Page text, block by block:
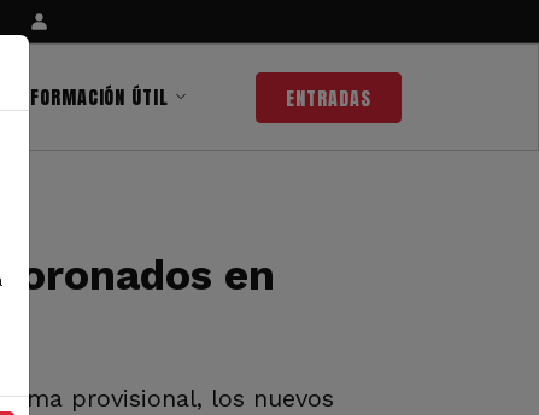
INFORMACIÓN ÚTIL ENTRADAS
en
provisional, los nuevos